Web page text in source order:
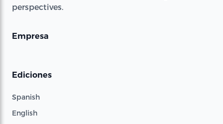
perspectives.
Empresa
Ediciones
Spanish
English